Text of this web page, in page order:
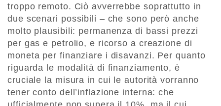
troppo remoto. Ciò avverrebbe soprattutto in
due scenari possibili – che sono però anche
molto plausibili: permanenza di bassi prezzi
per gas e petrolio, e ricorso a creazione di
moneta per finanziare i disavanzi. Per quanto
riguarda le modalità di finanziamento, è
cruciale la misura in cui le autorità vorranno
tener conto dell’inflazione interna: che